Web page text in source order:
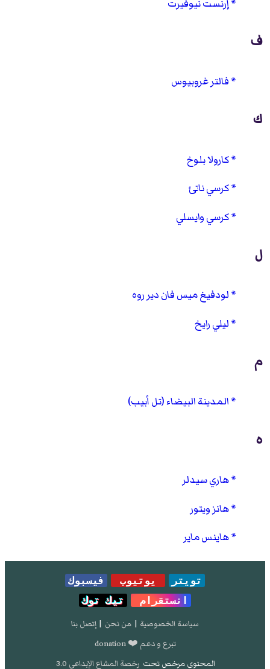
إرنست نيوفيرت
ف
فالتر غروبيوس
ك
كارولا بلوخ
كرسي ناتئ
كرسي وايسلي
ل
لودفيغ ميس فان دير روه
ليلي رايخ
م
المدينة البيضاء (تل أبيب)
ه
هاري سيدلر
هانز ويتور
هاينس ماير
تويتر يوتيوب
فيسبوك
انستقرام
تيك توك
سياسة الخصوصية | من نحن | إتصل بنا
تبرع و دعم ❤️ donation
المحتوى مرخص تحت رخصة المشاع الإبداعي 3.0